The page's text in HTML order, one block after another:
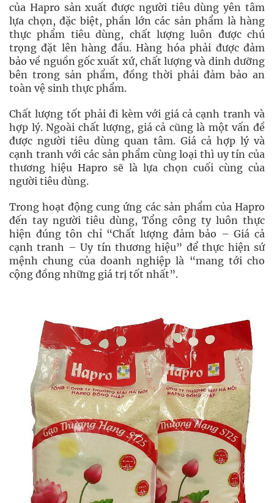
của Hapro sản xuất được người tiêu dùng yên tâm
lựa chọn, đặc biệt, phần lớn các sản phẩm là hàng
thực phẩm tiêu dùng, chất lượng luôn được chú
trọng đặt lên hàng đầu. Hàng hóa phải được đảm
bảo về nguồn gốc xuất xứ, chất lượng và dinh dưỡng
bên trong sản phẩm, đồng thời phải đảm bảo an
toàn vệ sinh thực phẩm.
Chất lượng tốt phải đi kèm với giá cả cạnh tranh và
hợp lý. Ngoài chất lượng, giá cả cũng là một vấn đề
được người tiêu dùng quan tâm. Giá cả hợp lý và
cạnh tranh với các sản phẩm cùng loại thì uy tín của
thương hiệu Hapro sẽ là lựa chọn cuối cùng của
người tiêu dùng.
Trong hoạt động cung ứng các sản phẩm của Hapro
đến tay người tiêu dùng, Tổng công ty luôn thực
hiện đúng tôn chỉ “Chất lượng đảm bảo – Giá cả
cạnh tranh – Uy tín thương hiệu” để thực hiện sứ
mệnh chung của doanh nghiệp là “mang tới cho
cộng đồng những giá trị tốt nhất”.